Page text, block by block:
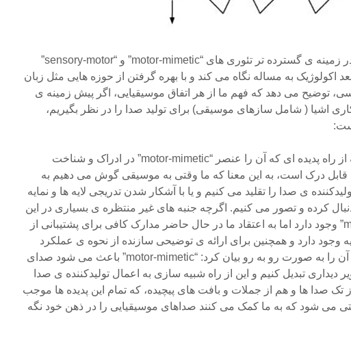
این بحث را می توان در زمینه ی گسترده تر تئوری های “motor-mimetic” و “sensory-motor”
اکولوژیک به مساله نگاه می کند و با بهره گرفتن از حوزه هایی مثل زبان
توضیح می دهد که فهم ما از هر اتفاق موسیقیایی، اگر پیش زمینه ی
اشیا ( شامل سازهای موسیقی) برای تولید صدا را در نظر بگیریم،
به نظر من این مساله از راه پدیده ای که آن را عنصر “motor-mimetic” در ادراک و شناخت
قابل درک است، به این معنا که ما وقتی به موسیقی گوش می دهیم به
ی صدا را تقلید می کنیم و یا با آشکار شدن تدریجی لایه ها و نمایه
کرده و تصور می کنیم. اگرچه جنبه های غیر منتظره ی بسیاری در این
تئوری “motor-mimetic” وجود دارد اما به اعتقاد ما در حال حاضر مدارک کافی برای پشتیبانی از
وجود دارد و همچنین برای ارائه ی توضیحی سازنده از نحوه ی عملکرد
موسیقی که می توان آن را به صورت رو به رو بیان کرد: “motor-mimetic” باعث می شود صدای
دیداری تبدیل کنیم و این از راه شبیه سازی به اعمال تولیدکننده ی صدا
صدا ها و هم از جملات و بافت های پیچیده، که تمام این پدیده ها موجب
می شود که به ما کمک می کنند صداهای موسیقیایی را در ذهن خود نگه